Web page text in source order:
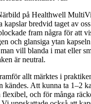
fram några för att
och glansiga ytan
vill blanda i mat eller
är neutral.
allt märktes i
kändes. Att kunna ta 1–2
flexibel, och för många